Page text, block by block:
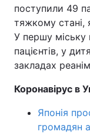
поступили 49
тяжкому стані,
У першу міську
пацієнтів, у
закладах
Коронавірус в
Японія
громадян